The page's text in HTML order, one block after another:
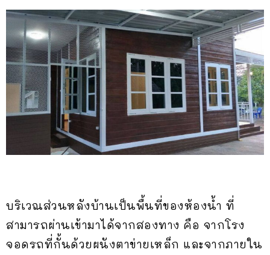
บริเวณส่วนหลังบ้านเป็นพื้นที่ของห้องน้ำ ที่
สามารถผ่านเข้ามาได้จากสองทาง คือ จากโรง
จอดรถที่กั้นด้วยผนังตาข่ายเหล็ก และจากภายใน